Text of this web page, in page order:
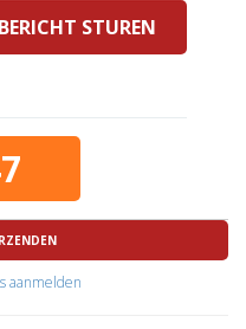
STUREN
aanmelden